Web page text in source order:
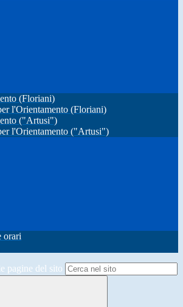
(Floriani)
l'Orientamento (Floriani)
("Artusi")
l'Orientamento ("Artusi")
orari
pagine del sito